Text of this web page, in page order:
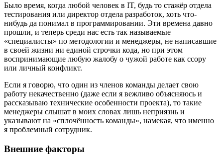
Было время, когда любой человек в IT, будь то стажёр отдела
тестирования или директор отдела разработок, хоть что-
нибудь да понимал в программировании. Эти времена давно
прошли, и теперь среди нас есть так называемые
«специалисты» по методологии и менеджеры, не написавшие
в своей жизни ни единой строчки кода, но при этом
воспринимающие любую жалобу о чужой работе как ссору
или личный конфликт.
Если я говорю, что один из членов команды делает свою
работу некачественно (даже если я вежливо объясняюсь и
рассказываю технические особенности проекта), то такие
менеджеры слышат в моих словах лишь неприязнь и
указывают на «сплочённость команды», намекая, что именно
я проблемный сотрудник.
Внешние факторы